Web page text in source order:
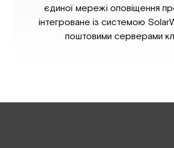
єдиної мережі оповіщення
інтегроване із системою
поштовими серверами